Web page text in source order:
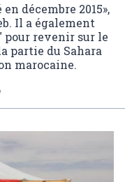
décembre 2015»,
Il a également
pour revenir sur le
partie du Sahara
marocaine.